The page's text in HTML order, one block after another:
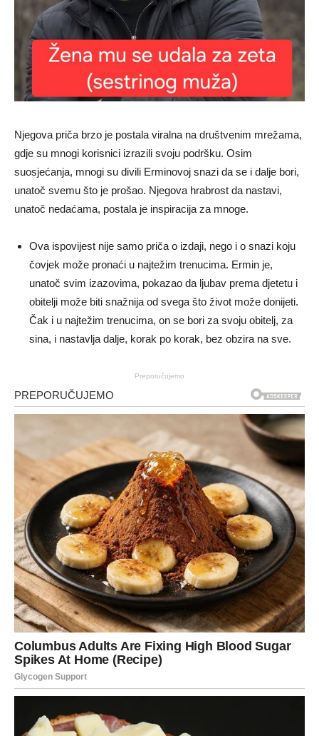
Njegova priča brzo je postala viralna na društvenim mrežama,
gdje su mnogi korisnici izrazili svoju podršku. Osim
suosjećanja, mnogi su divili Erminovoj snazi da se i dalje bori,
unatoč svemu što je prošao. Njegova hrabrost da nastavi,
unatoč nedaćama, postala je inspiracija za mnoge.
Ova ispovijest nije samo priča o izdaji, nego i o snazi koju
čovjek može pronaći u najtežim trenucima. Ermin je,
unatoč svim izazovima, pokazao da ljubav prema djetetu i
obitelji može biti snažnija od svega što život može donijeti.
Čak i u najtežim trenucima, on se bori za svoju obitelj, za
sina, i nastavlja dalje, korak po korak, bez obzira na sve.
Preporučujemo